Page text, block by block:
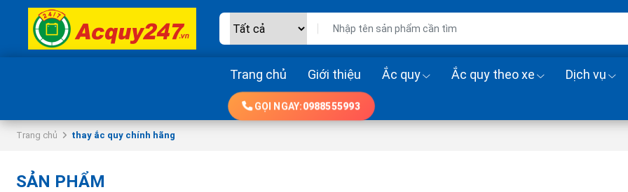
Trang chủ Giới thiệu Ắc quy Ắc quy theo xe Dịch vụ
GỌI NGAY:0988555993
Trang chủ thay ắc quy chính hãng
SẢN PHẨM